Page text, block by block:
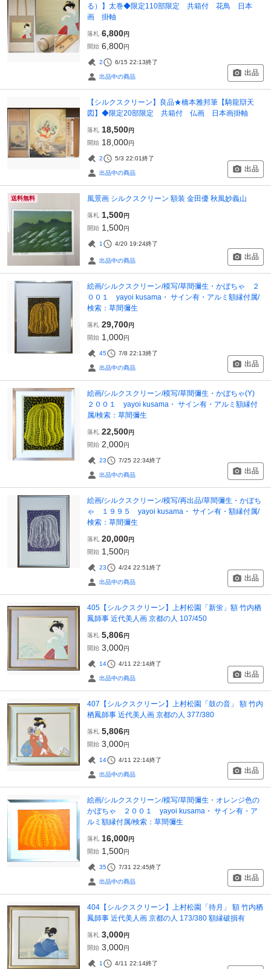
る）】太巻◆限定110部限定 共箱付 花鳥 日本
画 掛軸
落札 6,800円
開始 6,800円
2 6/15 22:13終了
出品中の商品 出品
【シルクスクリーン】良品★橋本雅邦筆【騎龍辯天
図】◆限定20部限定 共箱付 仏画 日本画掛軸
落札 18,500円
開始 18,000円
2 5/3 22:01終了
出品中の商品 出品
送料無料 風景画 シルクスクリーン 額装 金田優 秋風妙義山
落札 1,500円
開始 1,500円
1 4/20 19:24終了
出品中の商品 出品
絵画/シルクスクリーン/模写/草間彌生・かぼちゃ ２
００１ yayoi kusama・ サイン有・アルミ額縁付属/
検索：草間彌生
落札 29,700円
開始 1,000円
45 7/8 22:13終了
出品中の商品 出品
絵画/シルクスクリーン/模写/草間彌生・かぼちゃ(Y)
２００１ yayoi kusama・ サイン有・アルミ額縁付
属/検索：草間彌生
落札 22,500円
開始 2,000円
23 7/25 22:34終了
出品中の商品 出品
絵画/シルクスクリーン/模写/再出品/草間彌生・かぼち
ゃ １９９５ yayoi kusama・ サイン有・額縁付属/
検索：草間彌生
落札 20,000円
開始 1,500円
23 4/24 22:51終了
出品中の商品 出品
405【シルクスクリーン】上村松園「新蛍」額 竹内栖
鳳師事 近代美人画 京都の人 107/450
落札 5,806円
開始 3,000円
14 4/11 22:14終了
出品中の商品 出品
407【シルクスクリーン】上村松園「鼓の音」 額 竹内
栖鳳師事 近代美人画 京都の人 377/380
落札 5,806円
開始 3,000円
14 4/11 22:14終了
出品中の商品 出品
絵画/シルクスクリーン/模写/草間彌生・オレンジ色の
かぼちゃ ２００１ yayoi kusama・ サイン有・ア
ルミ額縁付属/検索：草間彌生
落札 16,000円
開始 1,500円
35 7/31 22:45終了
出品中の商品 出品
404【シルクスクリーン】上村松園「待月」 額 竹内栖
鳳師事 近代美人画 京都の人 173/380 額縁破損有
落札 3,000円
開始 3,000円
1 4/11 22:14終了